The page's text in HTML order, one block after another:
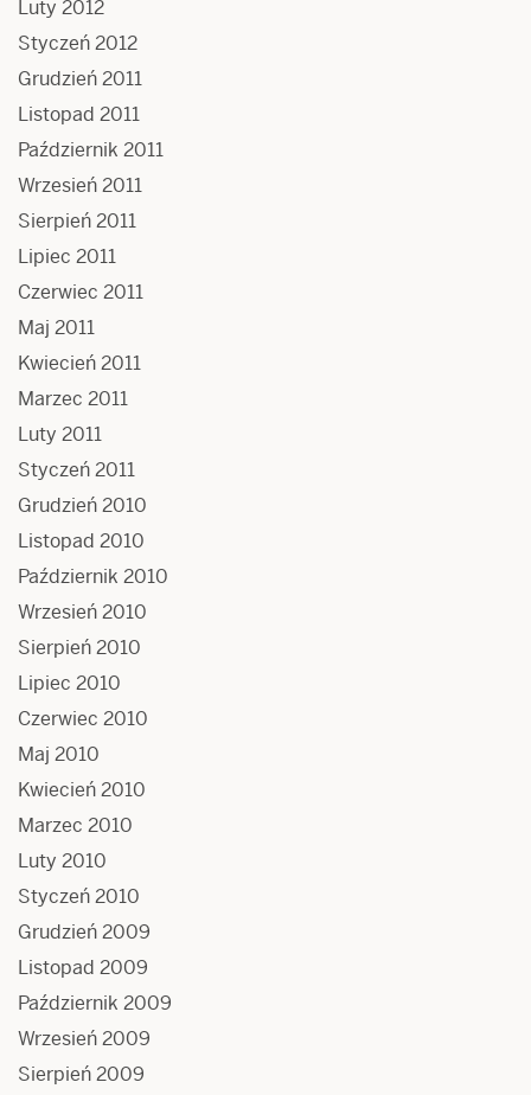
Luty 2012
Styczeń 2012
Grudzień 2011
Listopad 2011
Październik 2011
Wrzesień 2011
Sierpień 2011
Lipiec 2011
Czerwiec 2011
Maj 2011
Kwiecień 2011
Marzec 2011
Luty 2011
Styczeń 2011
Grudzień 2010
Listopad 2010
Październik 2010
Wrzesień 2010
Sierpień 2010
Lipiec 2010
Czerwiec 2010
Maj 2010
Kwiecień 2010
Marzec 2010
Luty 2010
Styczeń 2010
Grudzień 2009
Listopad 2009
Październik 2009
Wrzesień 2009
Sierpień 2009